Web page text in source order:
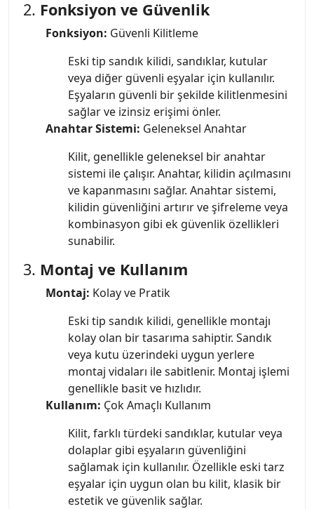
2. Fonksiyon ve Güvenlik
Fonksiyon: Güvenli Kilitleme
Eski tip sandık kilidi, sandıklar, kutular
veya diğer güvenli eşyalar için kullanılır.
Eşyaların güvenli bir şekilde kilitlenmesini
sağlar ve izinsiz erişimi önler.
Anahtar Sistemi: Geleneksel Anahtar
Kilit, genellikle geleneksel bir anahtar
sistemi ile çalışır. Anahtar, kilidin açılmasını
ve kapanmasını sağlar. Anahtar sistemi,
kilidin güvenliğini artırır ve şifreleme veya
kombinasyon gibi ek güvenlik özellikleri
sunabilir.
3. Montaj ve Kullanım
Montaj: Kolay ve Pratik
Eski tip sandık kilidi, genellikle montajı
kolay olan bir tasarıma sahiptir. Sandık
veya kutu üzerindeki uygun yerlere
montaj vidaları ile sabitlenir. Montaj işlemi
genellikle basit ve hızlıdır.
Kullanım: Çok Amaçlı Kullanım
Kilit, farklı türdeki sandıklar, kutular veya
dolaplar gibi eşyaların güvenliğini
sağlamak için kullanılır. Özellikle eski tarz
eşyalar için uygun olan bu kilit, klasik bir
estetik ve güvenlik sağlar.